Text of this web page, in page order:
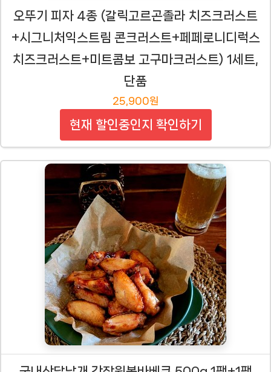
오뚜기 피자 4종 (갈릭고르곤졸라 치즈크러스트
+시그니처익스트림 콘크러스트+페페로니디럭스
치즈크러스트+미트콤보 고구마크러스트) 1세트,
단품
25,900원
현재 할인중인지 확인하기